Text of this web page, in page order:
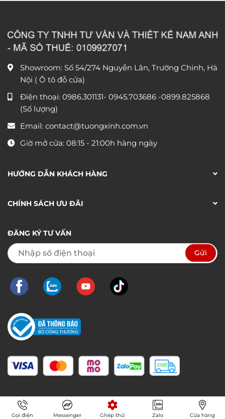
Showroom: Số 54/274 Nguyễn Lân, Trường Chinh, Hà
Nội ( Ô tô đỗ cửa)
Điện thoại: 0986.301131- 0945.703686 -0899.825868
(Số lượng)
Email: contact@tuongxinh.com.vn
Giờ mở cửa: 08:15 - 21:00h hàng ngày
HƯỚNG DẪN KHÁCH HÀNG
CHÍNH SÁCH ƯU ĐÃI
ĐĂNG KÝ TƯ VẤN
Gọi điện Messenger Ghép thử Zalo Cửa hàng